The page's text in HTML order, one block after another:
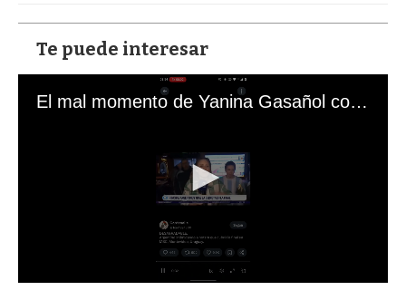
Te puede interesar
El mal momento de Yanina Gasañol con un hincha argentino en "Subrayado"